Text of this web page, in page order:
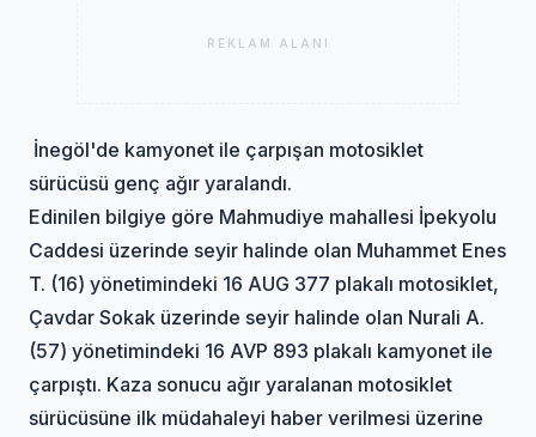
REKLAM ALANI
İnegöl'de kamyonet ile çarpışan motosiklet
sürücüsü genç ağır yaralandı.
Edinilen bilgiye göre Mahmudiye mahallesi İpekyolu
Caddesi üzerinde seyir halinde olan Muhammet Enes
T. (16) yönetimindeki 16 AUG 377 plakalı motosiklet,
Çavdar Sokak üzerinde seyir halinde olan Nurali A.
(57) yönetimindeki 16 AVP 893 plakalı kamyonet ile
çarpıştı. Kaza sonucu ağır yaralanan motosiklet
sürücüsüne ilk müdahaleyi haber verilmesi üzerine